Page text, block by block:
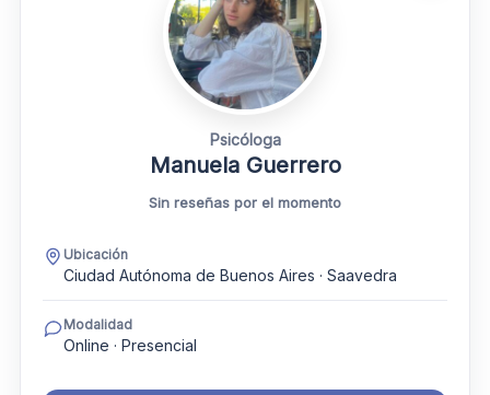
Psicóloga
Manuela Guerrero
Sin reseñas por el momento
Ubicación
Ciudad Autónoma de Buenos Aires · Saavedra
Modalidad
Online · Presencial